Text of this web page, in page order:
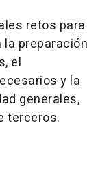
retos para
la preparación
el
y la
generales,
terceros.